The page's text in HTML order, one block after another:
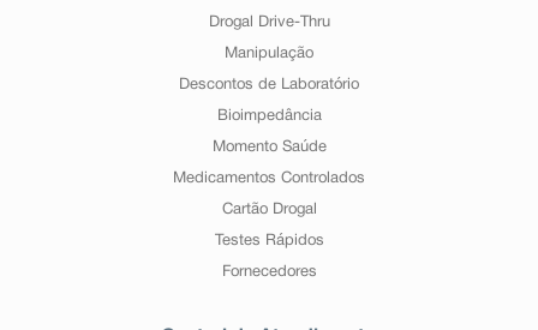
Drogal Drive-Thru
Manipulação
Descontos de Laboratório
Bioimpedância
Momento Saúde
Medicamentos Controlados
Cartão Drogal
Testes Rápidos
Fornecedores